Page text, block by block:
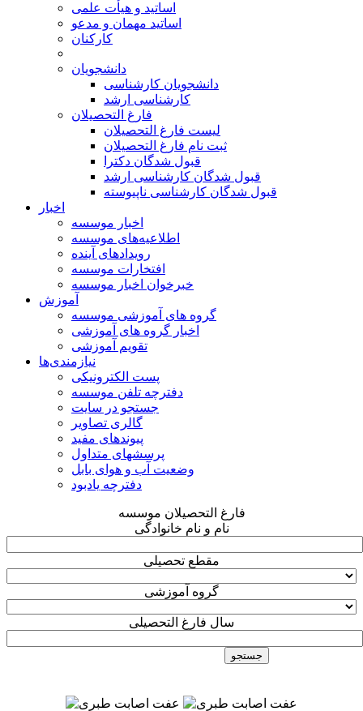
اساتید و هیأت علمی
اساتید مهمان و مدعو
کارکنان
دانشجویان
دانشجویان کارشناسی
کارشناسی ارشد
فارغ التحصیلان
لیست فارغ التحصیلان
ثبت نام فارغ التحصیلان
قبول شدگان دکترا
قبول شدگان کارشناسی ارشد
قبول شدگان کارشناسی ناپیوسته
اخبار
اخبار موسسه
اطلاعیه‌های موسسه
رویدادهای آینده
افتخارات موسسه
خبرخوان اخبار موسسه
آموزش
گروه های آموزشی موسسه
اخبار گروه های آموزشی
تقویم آموزشی
نیازمندی‌ها
پست الکترونیکی
دفترچه تلفن موسسه
جستجو در سایت
گالری تصاویر
پیوندهای مفید
پرسشهای متداول
وضعیت آب و هوای بابل
دفترچه یادبود
فارغ التحصیلان موسسه
نام و نام خانوادگی
مقطع تحصیلی
گروه آموزشی
سال فارغ التحصیلی